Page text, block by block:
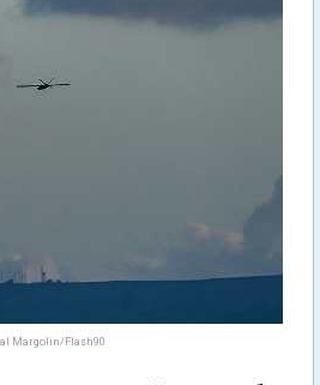
Margolin/Flash90